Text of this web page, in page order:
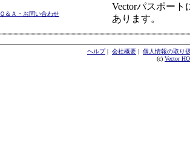
Ｑ＆Ａ・お問い合わせ
Vectorパスポー
あります。
ヘルプ| 会社概要 | 個人情報の取り
(c) Vector